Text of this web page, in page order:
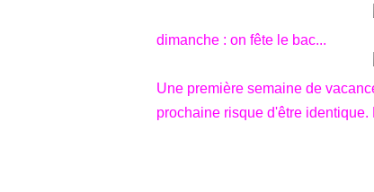
dimanche : on fête le bac...
Une première semaine de
prochaine risque d'être identique.